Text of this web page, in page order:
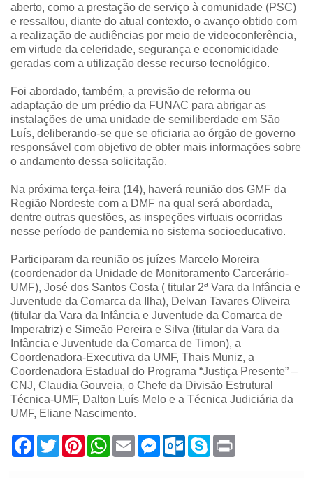
aberto, como a prestação de serviço à comunidade (PSC)
e ressaltou, diante do atual contexto, o avanço obtido com
a realização de audiências por meio de videoconferência,
em virtude da celeridade, segurança e economicidade
geradas com a utilização desse recurso tecnológico.
Foi abordado, também, a previsão de reforma ou
adaptação de um prédio da FUNAC para abrigar as
instalações de uma unidade de semiliberdade em São
Luís, deliberando-se que se oficiaria ao órgão de governo
responsável com objetivo de obter mais informações sobre
o andamento dessa solicitação.
Na próxima terça-feira (14), haverá reunião dos GMF da
Região Nordeste com a DMF na qual será abordada,
dentre outras questões, as inspeções virtuais ocorridas
nesse período de pandemia no sistema socioeducativo.
Participaram da reunião os juízes Marcelo Moreira
(coordenador da Unidade de Monitoramento Carcerário-
UMF), José dos Santos Costa ( titular 2ª Vara da Infância e
Juventude da Comarca da Ilha), Delvan Tavares Oliveira
(titular da Vara da Infância e Juventude da Comarca de
Imperatriz) e Simeão Pereira e Silva (titular da Vara da
Infância e Juventude da Comarca de Timon), a
Coordenadora-Executiva da UMF, Thais Muniz, a
Coordenadora Estadual do Programa “Justiça Presente” –
CNJ, Claudia Gouveia, o Chefe da Divisão Estrutural
Técnica-UMF, Dalton Luís Melo e a Técnica Judiciária da
UMF, Eliane Nascimento.
F
T
w
P
W
E
m
M
e
O
S